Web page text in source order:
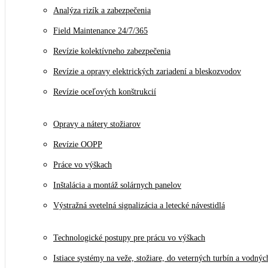
Analýza rizík a zabezpečenia
Field Maintenance 24/7/365
Revízie kolektívneho zabezpečenia
Revízie a opravy elektrických zariadení a bleskozvodov
Revízie oceľových konštrukcií
Opravy a nátery stožiarov
Revízie OOPP
Práce vo výškach
Inštalácia a montáž solárnych panelov
Výstražná svetelná signalizácia a letecké návestidlá
Technologické postupy pre prácu vo výškach
Istiace systémy na veže, stožiare, do veterných turbín a